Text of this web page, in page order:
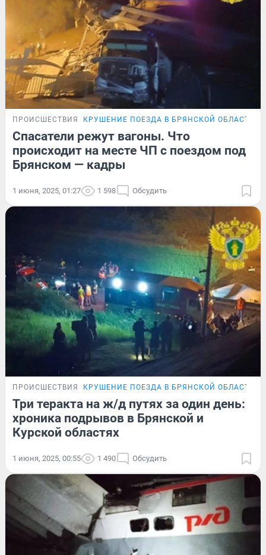
ПРОИСШЕСТВИЯ КРУШЕНИЕ ПОЕЗДА В БРЯНСКОЙ ОБЛАСТИ
Спасатели режут вагоны. Что
происходит на месте ЧП с поездом под
Брянском — кадры
1 июня, 2025, 01:27 1 598 Обсудить
ПРОИСШЕСТВИЯ КРУШЕНИЕ ПОЕЗДА В БРЯНСКОЙ ОБЛАСТИ
Три теракта на ж/д путях за один день:
хроника подрывов в Брянской и
Курской областях
1 июня, 2025, 00:55 1 490 Обсудить